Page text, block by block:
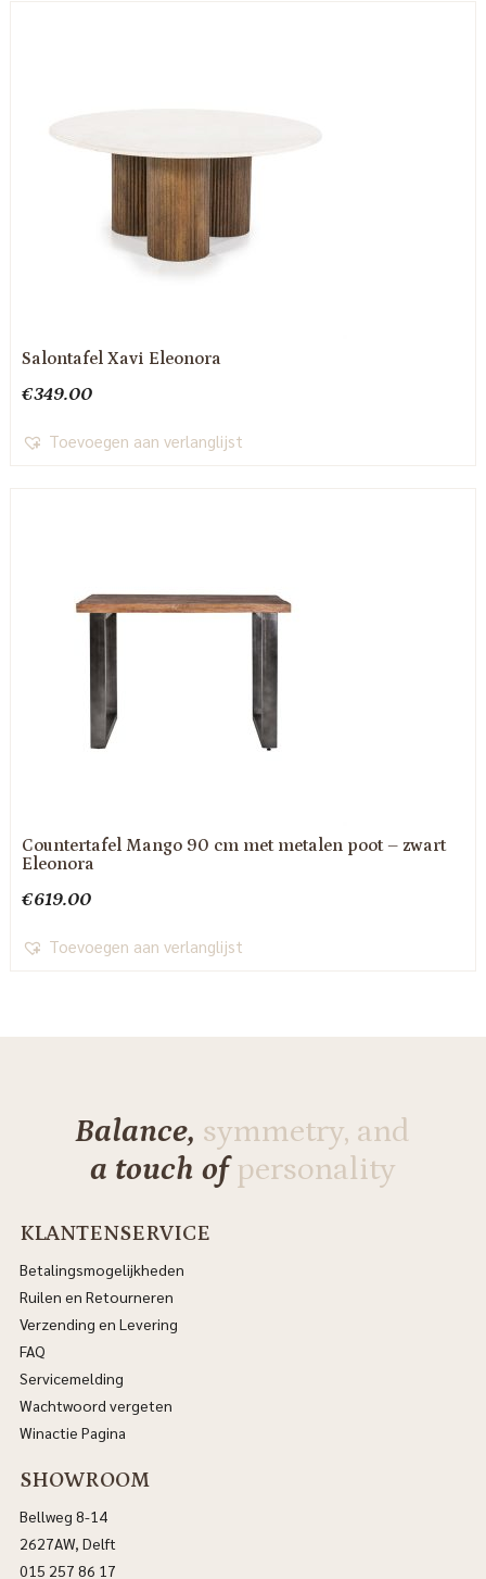
Salontafel Xavi Eleonora
€349.00
Toevoegen aan verlanglijst
Countertafel Mango 90 cm met metalen poot – zwart
Eleonora
€619.00
Toevoegen aan verlanglijst
Balance, symmetry, and
a touch ofpersonality
KLANTENSERVICE
Betalingsmogelijkheden
Ruilen en Retourneren
Verzending en Levering
FAQ
Servicemelding
Wachtwoord vergeten
Winactie Pagina
SHOWROOM
Bellweg 8-14
2627AW, Delft
015 257 86 17